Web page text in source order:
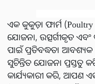
ଏକ କୁକୁଡ଼ା ଫାର୍ମ (Poultry
ଯୋଜନା, ଉତ୍ସର୍ଗୀକୃତ
ପାଇଁ ପ୍ରତିବଦ୍ଧତା
ସୁଚିନ୍ତିତ ଯୋଜନା ପ୍ରସ୍ତୁତ
କାର୍ଯ୍ୟକାରୀ କରି, ଆପଣ